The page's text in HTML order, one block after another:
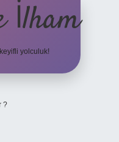
İlham
yolculuk!
?